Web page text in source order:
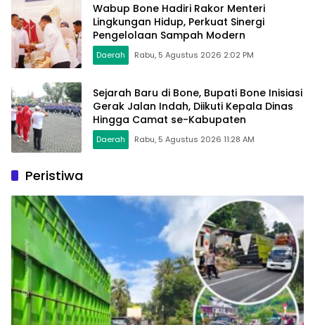
Wabup Bone Hadiri Rakor Menteri
Lingkungan Hidup, Perkuat Sinergi
Pengelolaan Sampah Modern
Daerah Rabu, 5 Agustus 2026 2:02 PM
Sejarah Baru di Bone, Bupati Bone Inisiasi
Gerak Jalan Indah, Diikuti Kepala Dinas
Hingga Camat se-Kabupaten
Daerah Rabu, 5 Agustus 2026 11:28 AM
Peristiwa